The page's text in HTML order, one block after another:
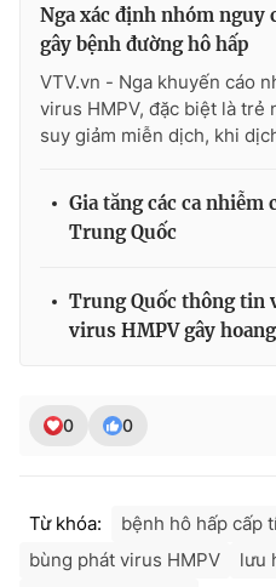
Nga xác định nhóm nguy
gây bệnh đường hô hấp
VTV.vn - Nga khuyến cáo
virus HMPV, đặc biệt là trẻ
suy giảm miễn dịch, khi
Gia tăng các ca
Trung Quốc
Trung Quốc thông tin
virus HMPV gây
0 0
Từ khóa:
bệnh hô hấp cấp
bùng phát virus HMPV
lưu